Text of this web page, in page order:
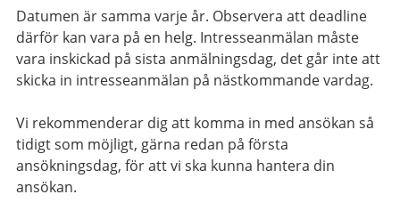
Datumen är samma varje år. Observera att deadline
därför kan vara på en helg. Intresseanmälan måste
vara inskickad på sista anmälningsdag, det går inte att
skicka in intresseanmälan på nästkommande vardag.
Vi rekommenderar dig att komma in med ansökan så
tidigt som möjligt, gärna redan på första
ansökningsdag, för att vi ska kunna hantera din
ansökan.